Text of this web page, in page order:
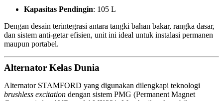
Kapasitas Pendingin: 105 L
Dengan desain terintegrasi antara tangki bahan bakar, rangka dasar,
dan sistem anti-getar efisien, unit ini ideal untuk instalasi permanen
maupun portabel.
Alternator Kelas Dunia
Alternator STAMFORD yang digunakan dilengkapi teknologi
brushless excitation dengan sistem PMG (Permanent Magnet